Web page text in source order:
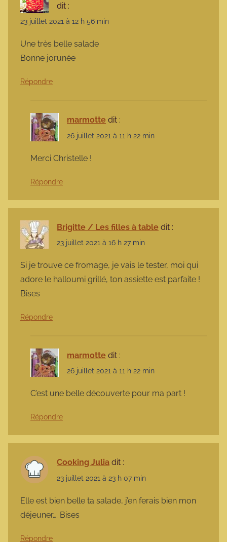
dit :
23 juillet 2021 à 12 h 56 min
Une très belle salade
Bonne jorunée
Répondre
marmotte dit :
26 juillet 2021 à 11 h 22 min
Merci Christelle !
Répondre
Brigitte / Les filles à table dit :
23 juillet 2021 à 16 h 27 min
Si je trouve ce fromage, je vais le tester, moi qui
adore le halloumi grillé, ton assiette est parfaite !
Bises
Répondre
marmotte dit :
26 juillet 2021 à 11 h 22 min
C’est une belle découverte pour ma part !
Répondre
Cooking Julia dit :
23 juillet 2021 à 23 h 07 min
Elle est bien belle ta salade, j’en ferais bien mon
déjeuner…. Bises
Répondre